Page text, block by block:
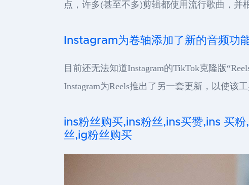
点，许多(甚至不多)剪辑都使用流行歌曲，并
Instagram为卷轴添加了新的音频功
目前还无法知道Instagram的TikTok克隆版
Instagram为Reels推出了另一套更新，以使该
ins粉丝购买,ins粉丝,ins买赞,ins 买
丝,ig粉丝购买